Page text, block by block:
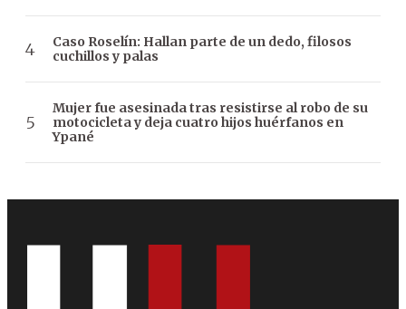
Caso Roselín: Hallan parte de un dedo, filosos
cuchillos y palas
Mujer fue asesinada tras resistirse al robo de su
motocicleta y deja cuatro hijos huérfanos en
Ypané